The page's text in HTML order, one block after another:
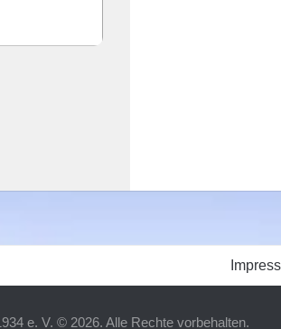
e. V. © 2026. Alle Rechte vorbehalten.